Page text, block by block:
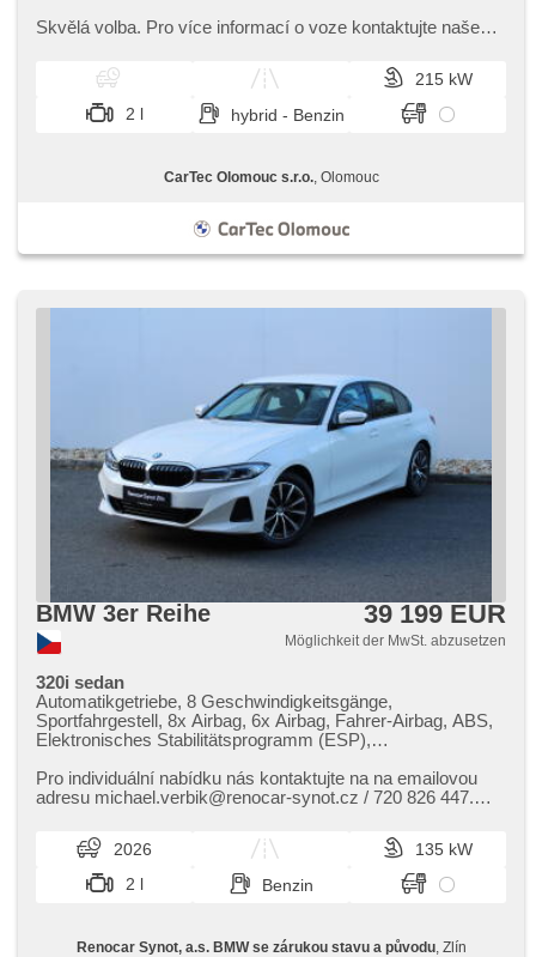
Abnutzungssensor des Bremsbelages, Reifendrucksensor,
startování, beheizte Sitze, LED denní svícení
Skvělá volba. Pro více informací o voze kontaktujte naše
pondělí do pátku,​ vždy o...
215 kW
2 l
hybrid - Benzin
CarTec Olomouc s.r.o., Olomouc
BMW 3er Reihe 39 199 EUR
Möglichkeit der MwSt. abzusetzen
320i sedan
Automatikgetriebe, 8 Geschwindigkeitsgänge,
Sportfahrgestell, 8x Airbag, 6x Airbag, Fahrer-Airbag, ABS,
Elektronisches Stabilitätsprogramm (ESP),
Anzeige, asistent jízdy v jízdním pruhu, Fahrgestell
Steifheitsregelung, Anhängerkupplung, Servolenkung,
Klimaautomatik, Adaptive Geschwindigkeitsregelung,
Tempomat, LED adaptivní světlomety, täglich Leuchten,
LED denní svícení, automatické přepínání dálkových světel,
Alufelgen, erfüllt 'EURO V', Bordcomputer, hlasové ovládání
přední, parkovací senzory zadní, Parkassistent,
Pro individuální nabídku nás kontaktujte na na emailovou
adresu michael.verbik@renocar​-synot.cz / 720 826 447.
2026
135 kW
2 l
Benzin
Renocar Synot, a.s. BMW se zárukou stavu a původu, Zlín